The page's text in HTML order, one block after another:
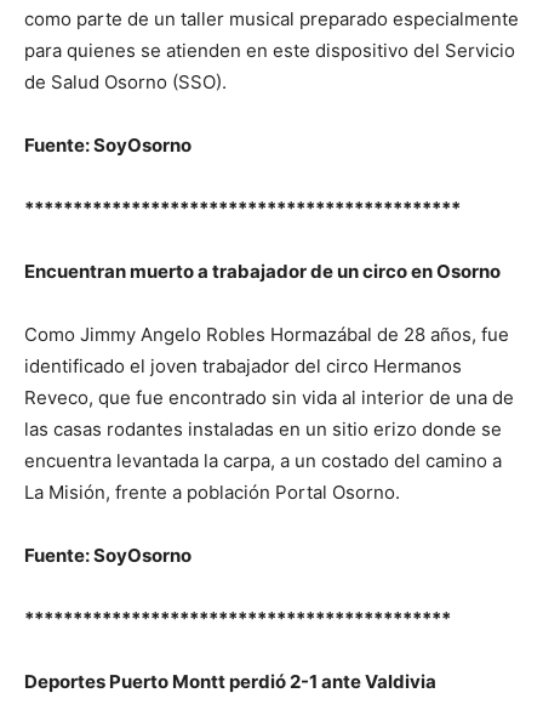
como parte de un taller musical preparado especialmente
para quienes se atienden en este dispositivo del Servicio
de Salud Osorno (SSO).
Fuente: SoyOsorno
*********************************************
Encuentran muerto a trabajador de un circo en Osorno
Como Jimmy Angelo Robles Hormazábal de 28 años, fue
identificado el joven trabajador del circo Hermanos
Reveco, que fue encontrado sin vida al interior de una de
las casas rodantes instaladas en un sitio erizo donde se
encuentra levantada la carpa, a un costado del camino a
La Misión, frente a población Portal Osorno.
Fuente: SoyOsorno
********************************************
Deportes Puerto Montt perdió 2-1 ante Valdivia